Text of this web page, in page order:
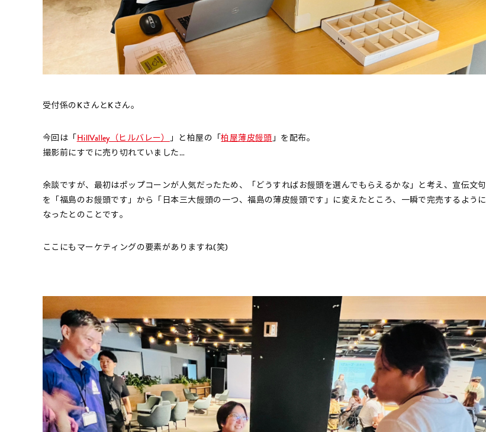
受付係のKさんとKさん。
今回は「HillValley（ヒルバレー） 」と柏屋の「柏屋薄皮饅頭」を配布。
撮影前にすでに売り切れていました…
余談ですが、最初はポップコーンが人気だったため、「どうすればお饅頭を選んでもらえるかな」と考え、宣伝文句
を「福島のお饅頭です」から「日本三大饅頭の一つ、福島の薄皮饅頭です」に変えたところ、一瞬で完売するように
なったとのことです。
ここにもマーケティングの要素がありますね(笑)